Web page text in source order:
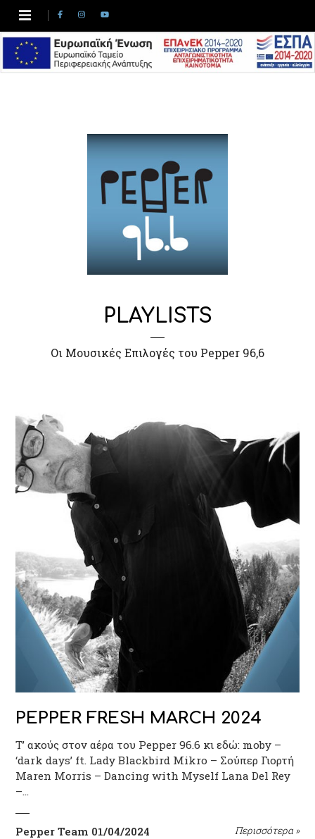
PLAYLISTS
Οι Μουσικές Επιλογές του Pepper 96,6
PEPPER FRESH MARCH 2024
Τ’ ακούς στον αέρα του Pepper 96.6 κι εδώ: moby –
‘dark days’ ft. Lady Blackbird Mikro – Σούπερ Γιορτή
Maren Morris – Dancing with Myself Lana Del Rey
–…
Pepper Team 01/04/2024 Περισσότερα »